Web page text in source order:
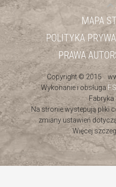
MAPA
POLITYKA
PRAWA
Copyright © 2015
Wykonanie i obsługa F.S.
Fabryka
Na stronie wystepują pliki
zmiany ustawień
Więcej